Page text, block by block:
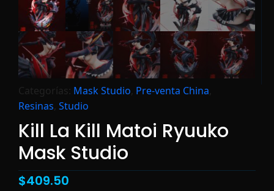
Categorías: Mask Studio Pre-venta China
Resinas Studio
Kill La Kill Matoi Ryuuko
Mask Studio
$409.50